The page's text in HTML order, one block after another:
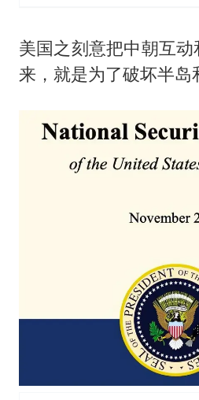
美国之刻意把中朝互
来，就是为了破坏半岛